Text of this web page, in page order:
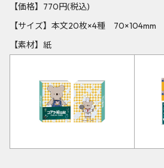
【価格】770円(税込)
【サイズ】本文20枚×4種 70×104mm
【素材】紙